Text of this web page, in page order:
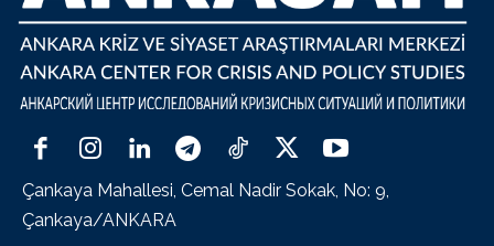
Çankaya Mahallesi, Cemal Nadir Sokak, No: 9,
Çankaya/ANKARA